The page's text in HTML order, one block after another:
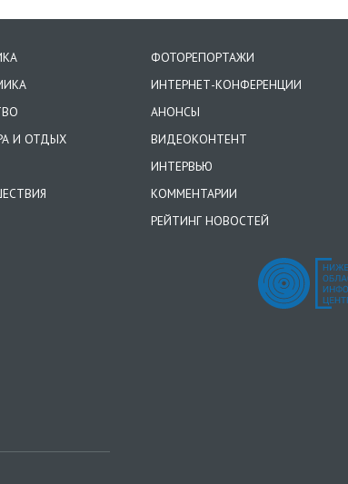
И ОТДЫХ
ФОТОРЕПОРТАЖИ
ИНТЕРНЕТ-КОНФЕРЕНЦИИ
АНОНСЫ
ВИДЕОКОНТЕНТ
ИНТЕРВЬЮ
КОММЕНТАРИИ
РЕЙТИНГ НОВОСТЕЙ